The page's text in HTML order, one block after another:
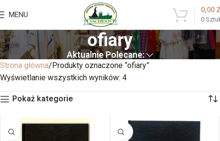
MENU
0
0,00
ofiary
Aktualnie Polecane:
Strona główna Produkty oznaczone “ofiary”
Wyświetlanie wszystkich wyników: 4
Pokaż kategorie
BRAK